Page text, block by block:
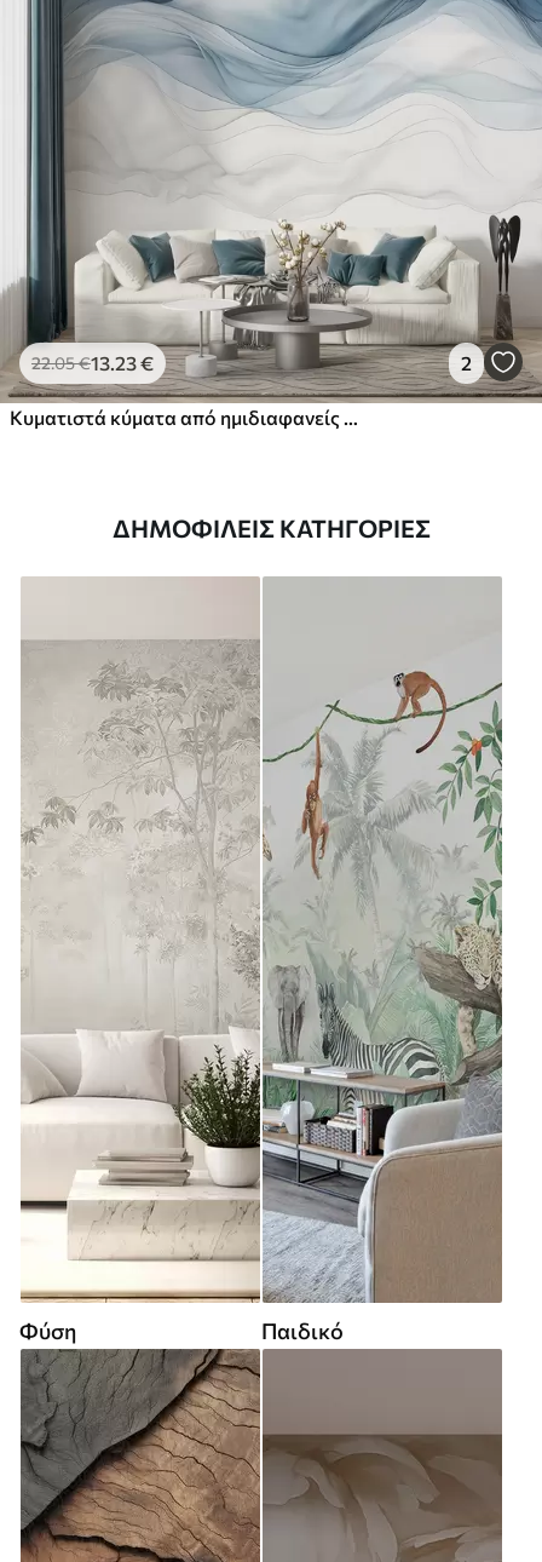
22.05€13.23€ 2
Κυματιστά κύματα από ημιδιαφανείς υφές σε αποχρώσεις του σκούρου μπλε , του γαλάζιου και του λευκού σε ανοιχτό φόντο
ΔΗΜΟΦΙΛΕΊΣ ΚΑΤΗΓΟΡΊΕΣ
Φύση Παιδικό